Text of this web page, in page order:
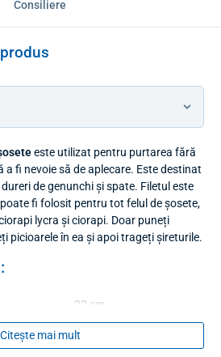
Consiliere
este utilizat pentru purtarea fără
a fi nevoie să de aplecare. Este destinat
de genunchi și spate. Filetul este
fi folosit pentru tot felul de șosete,
lycra și ciorapi. Doar puneți
picioarele în ea și apoi trageți șireturile.
22 cm
95 g
Citește mai mult